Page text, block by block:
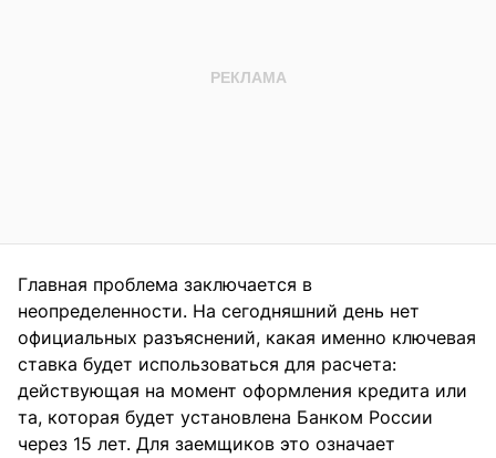
Главная проблема заключается в
неопределенности. На сегодняшний день нет
официальных разъяснений, какая именно ключевая
ставка будет использоваться для расчета:
действующая на момент оформления кредита или
та, которая будет установлена Банком России
через 15 лет. Для заемщиков это означает